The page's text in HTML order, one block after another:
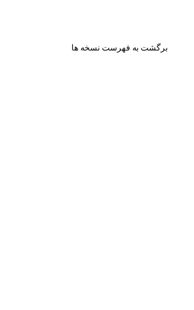
برگشت به فهرست نسخه ها